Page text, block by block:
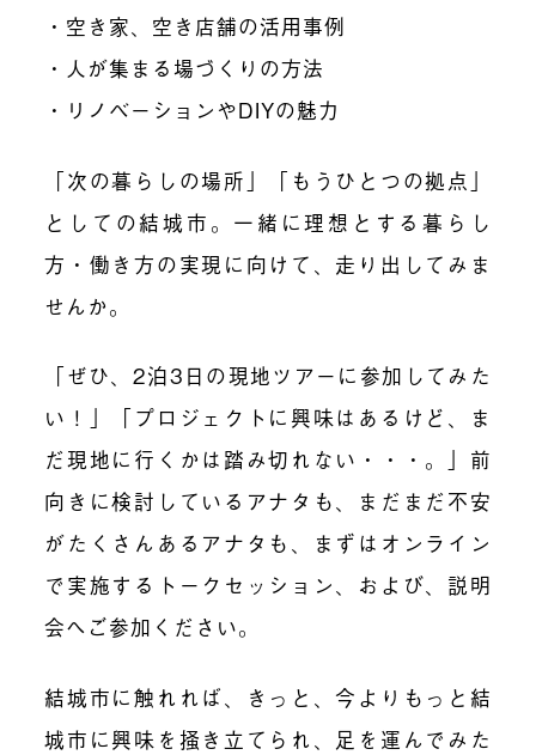
・空き家、空き店舗の活用事例
・人が集まる場づくりの方法
・リノベーションやDIYの魅力
「次の暮らしの場所」「もうひとつの拠点」
としての結城市。一緒に理想とする暮らし
方・働き方の実現に向けて、走り出してみま
せんか。
「ぜひ、2泊3日の現地ツアーに参加してみた
い！」「プロジェクトに興味はあるけど、ま
だ現地に行くかは踏み切れない・・・。」前
向きに検討しているアナタも、まだまだ不安
がたくさんあるアナタも、まずはオンライン
で実施するトークセッション、および、説明
会へご参加ください。
結城市に触れれば、きっと、今よりもっと結
城市に興味を掻き立てられ、足を運んでみた